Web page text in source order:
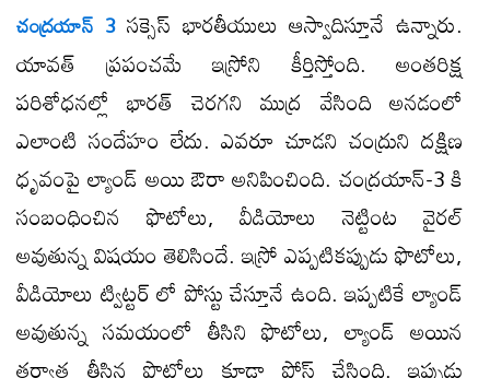
చంద్రయాన్ 3సక్సెస్ భారతీయులు ఆస్వాదిస్తూనే ఉన్నారు.
యావత్ ప్రపంచమే ఇస్రోని కీర్తిస్తోంది. అంతరిక్ష
పరిశోధనల్లో భారత్ చెరగని ముద్ర వేసింది అనడంలో
ఎలాంటి సందేహం లేదు. ఎవరూ చూడని చంద్రుని దక్షిణ
ధృవంపై ల్యాండ్ అయి ఔరా అనిపించింది. చంద్రయాన్-3 కి
సంబంధించిన ఫొటోలు, వీడియోలు నెట్టింట వైరల్
అవుతున్న విషయం తెలిసిందే. ఇస్రో ఎప్పటికప్పుడు ఫొటోలు,
వీడియోలు ట్విట్టర్ లో పోస్టు చేస్తూనే ఉంది. ఇప్పటికే ల్యాండ్
అవుతున్న సమయంలో తీసిని ఫొటోలు, ల్యాండ్ అయిన
తర్వాత తీసిన ఫొటోలు కూడా పోస్ట్ చేసింది. ఇప్పుడు